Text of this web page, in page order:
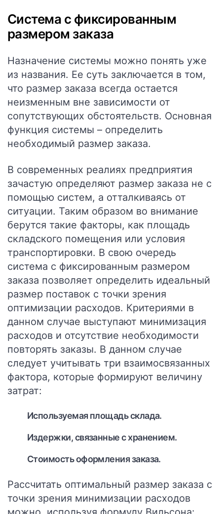
Система с фиксированным
размером заказа
Назначение системы можно понять уже
из названия. Ее суть заключается в том,
что размер заказа всегда остается
неизменным вне зависимости от
сопутствующих обстоятельств. Основная
функция системы – определить
необходимый размер заказа.
В современных реалиях предприятия
зачастую определяют размер заказа не с
помощью систем, а отталкиваясь от
ситуации. Таким образом во внимание
берутся такие факторы, как площадь
складского помещения или условия
транспортировки. В свою очередь
система с фиксированным размером
заказа позволяет определить идеальный
размер поставок с точки зрения
оптимизации расходов. Критериями в
данном случае выступают минимизация
расходов и отсутствие необходимости
повторять заказы. В данном случае
следует учитывать три взаимосвязанных
фактора, которые формируют величину
затрат:
Используемая площадь склада.
Издержки, связанные с хранением.
Стоимость оформления заказа.
Рассчитать оптимальный размер заказа с
точки зрения минимизации расходов